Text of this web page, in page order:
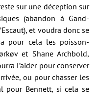
sur une déception sur
(abandon à Gand-
et voudra donc se
pour cela les poisson-
et Shane Archbold,
l’aider pour conserver
ou pour chasser les
pour Bennett, si cela se